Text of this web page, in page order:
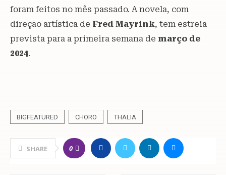
foram feitos no mês passado. A novela, com
direção artística de Fred Mayrink, tem estreia
prevista para a primeira semana de março de
2024.
BIGFEATURED CHORO THALIA
SHARE 0